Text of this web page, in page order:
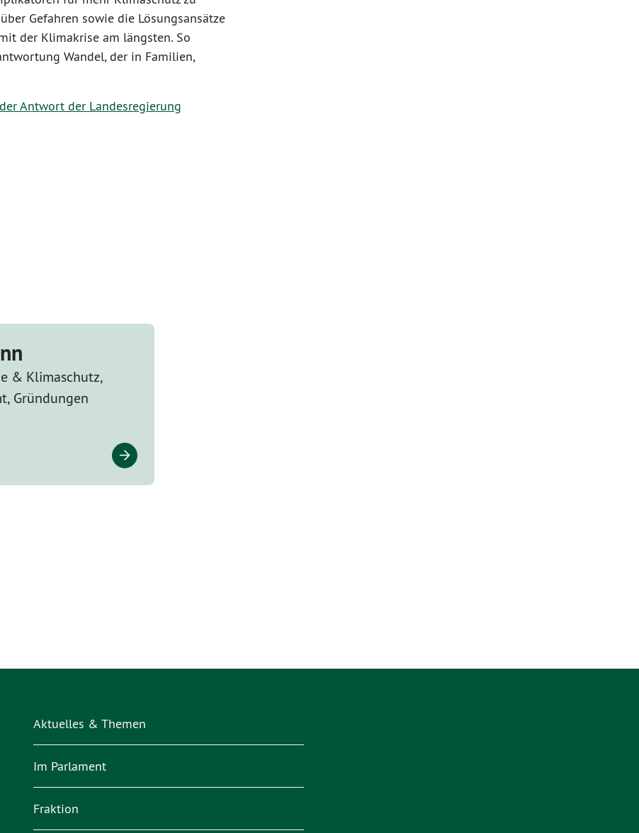
Gefahren sowie die Lösungsansätze
der Klimakrise am längsten. So
Wandel, der in Familien,
Antwort der Landesregierung
& Klimaschutz,
Gründungen
Aktuelles & Themen
Im Parlament
Fraktion